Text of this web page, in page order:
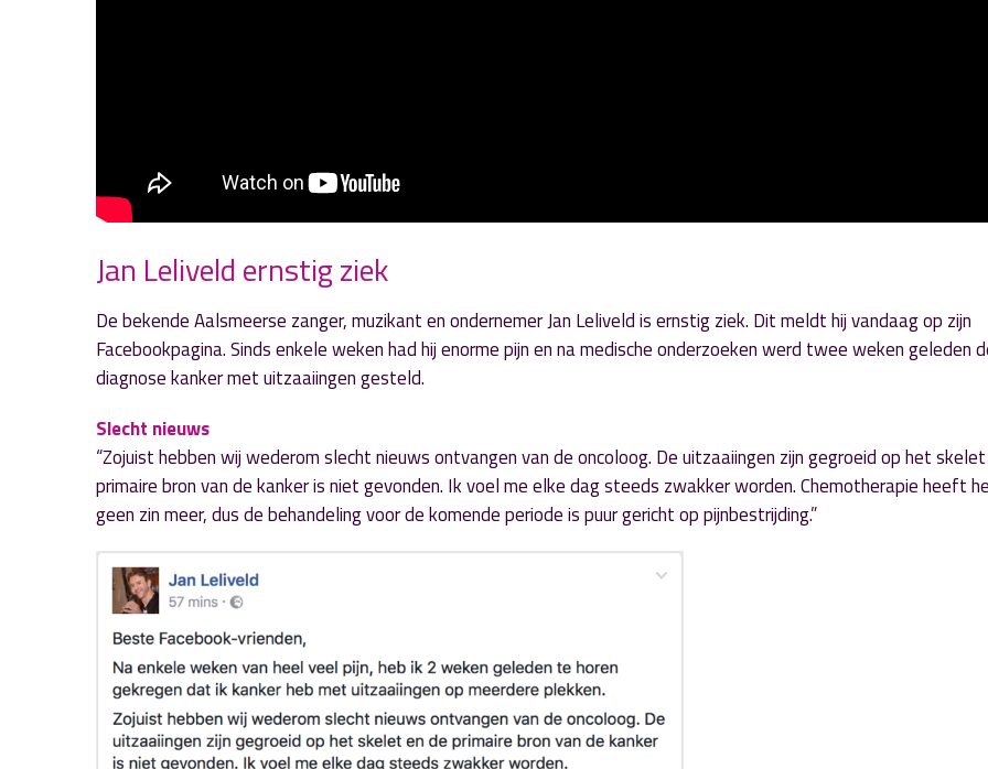
Jan Leliveld ernstig ziek
De bekende Aalsmeerse zanger, muzikant en ondernemer Jan Leliveld is ernstig ziek. Dit meldt hij vandaag op zijn
Facebookpagina. Sinds enkele weken had hij enorme pijn en na medische onderzoeken werd twee weken geleden
diagnose kanker met uitzaaiingen gesteld.
Slecht nieuws
“Zojuist hebben wij wederom slecht nieuws ontvangen van de oncoloog. De uitzaaiingen zijn gegroeid op het
primaire bron van de kanker is niet gevonden. Ik voel me elke dag steeds zwakker worden. Chemotherapie heeft
geen zin meer, dus de behandeling voor de komende periode is puur gericht op pijnbestrijding.”